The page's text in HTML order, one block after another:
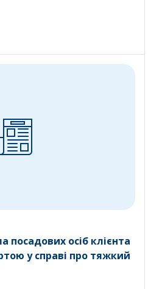
посадових осіб клієнта
у справі про тяжкий